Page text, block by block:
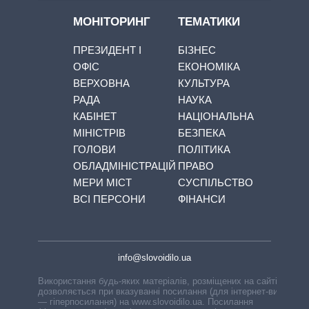
МОНІТОРИНГ
ПРЕЗИДЕНТ І
ОФІС
ВЕРХОВНА
РАДА
КАБІНЕТ
МІНІСТРІВ
ГОЛОВИ
ОБЛАДМІНІСТРАЦІЙ
МЕРИ МІСТ
ВСІ ПЕРСОНИ
ТЕМАТИКИ
БІЗНЕС
ЕКОНОМІКА
КУЛЬТУРА
НАУКА
НАЦІОНАЛЬНА
БЕЗПЕКА
ПОЛІТИКА
ПРАВО
СУСПІЛЬСТВО
ФІНАНСИ
info@slovoidilo.ua
Використання будь-яких матеріалів, розміщених на сайті,
дозволяється при вказуванні посилання (для інтернет-видань
— гіперпосилання) на www.slovoidilo.ua. Посилання